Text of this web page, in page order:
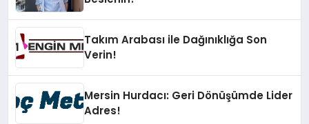
Takım Arabası ile Dağınıklığa Son
Verin!
Mersin Hurdacı: Geri Dönüşümde Lider
Adres!